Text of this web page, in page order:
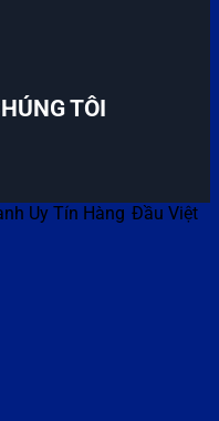
TÔI
Uy Tín Hàng Đầu Việt